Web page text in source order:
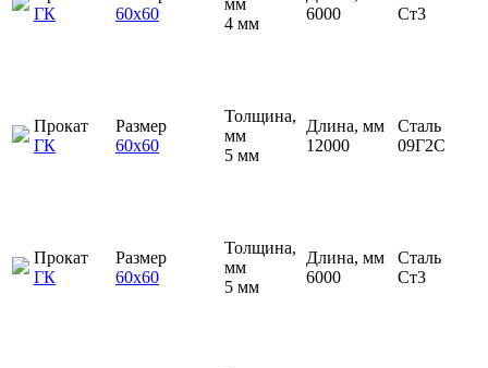
ГК
60х60
4 мм
6000
Ст3
Прокат
ГК
Размер
60х60
Толщина,
мм
5 мм
Длина, мм
12000
Сталь
09Г2С
Прокат
ГК
Размер
60х60
Толщина,
мм
5 мм
Длина, мм
6000
Сталь
Ст3